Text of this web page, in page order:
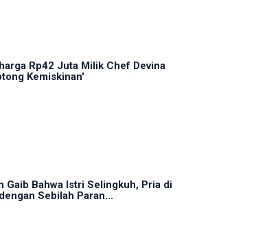
Rp42 Juta Milik Chef Devina
Kemiskinan'
Gaib Bahwa Istri Selingkuh, Pria di
Sebilah Paran...